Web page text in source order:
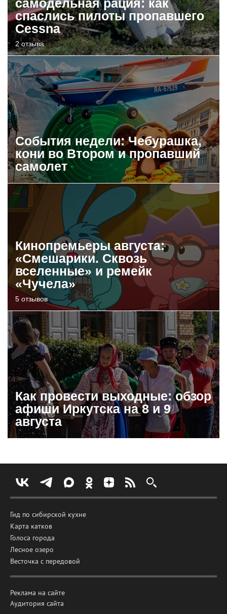
спаслись пилоты пропавшего
Cessna
2 отзыва
События недели: Чебурашка,
кони во Втором и пропавший
самолет
Кинопремьеры августа:
«Смешарики. Сквозь
вселенные» и ремейк
«Чучела»
5 отзывов
Как провести выходные: обзор
афиши Иркутска на 8 и 9
августа
Гид по сибирской кухне
Карта катков
Голоса города
Лесное озеро
Весточка с передовой
Реклама на сайте
Аудитория сайта